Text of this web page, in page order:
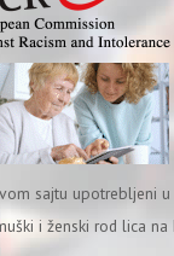
sajtu upotrebljeni u
i ženski rod lica na